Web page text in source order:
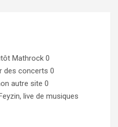
Mathrock 0
des concerts 0
autre site 0
live de musiques